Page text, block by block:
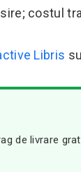
costul
Libris
de livrare